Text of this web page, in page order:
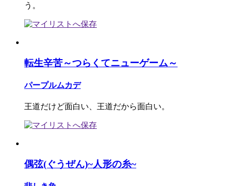
う。
転生辛苦～つらくてニューゲーム～
パープルムカデ
王道だけど面白い、王道だから面白い。
偶弦(ぐうぜん)~人形の糸~